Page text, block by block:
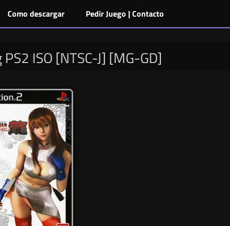
Como descargar Pedir Juego | Contacto
ISO [NTSC-J] [MG-GD]